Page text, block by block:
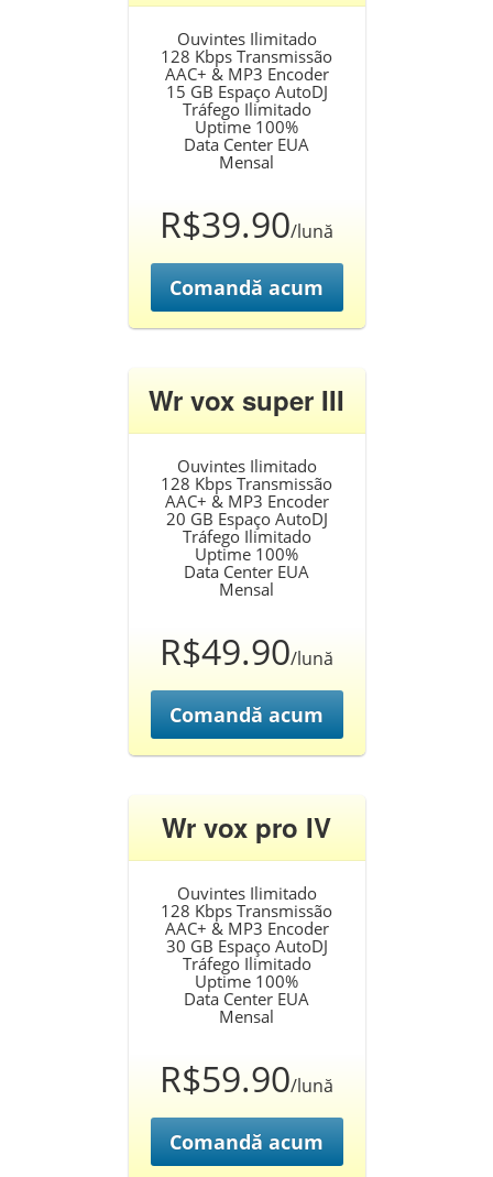
Ouvintes Ilimitado
128 Kbps Transmissão
AAC+ & MP3 Encoder
15 GB Espaço AutoDJ
Tráfego Ilimitado
Uptime 100%
Data Center EUA
Mensal
R$39.90/lună
Comandă acum
Wr vox super III
Ouvintes Ilimitado
128 Kbps Transmissão
AAC+ & MP3 Encoder
20 GB Espaço AutoDJ
Tráfego Ilimitado
Uptime 100%
Data Center EUA
Mensal
R$49.90/lună
Comandă acum
Wr vox pro IV
Ouvintes Ilimitado
128 Kbps Transmissão
AAC+ & MP3 Encoder
30 GB Espaço AutoDJ
Tráfego Ilimitado
Uptime 100%
Data Center EUA
Mensal
R$59.90/lună
Comandă acum